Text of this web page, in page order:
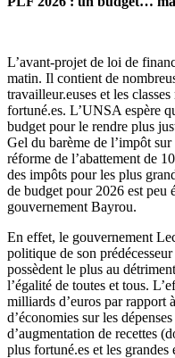
L’avant-projet de loi de
matin. Il contient de
travailleur.euses et les
fortuné.es. L’UNSA espère
budget pour le rendre plus
Gel du barème de l’impôt
réforme de l’abattement de
des impôts pour les plus
de budget pour 2026 est peu
gouvernement Bayrou.
En effet, le gouvernement
politique de son
possèdent le plus au
l’égalité de toutes et tous.
milliards d’euros par rapport
d’économies sur les
d’augmentation de recettes
plus fortuné.es et les grandes